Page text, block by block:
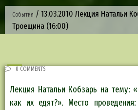
События / 13.03.2010 Лекция Натальи
Троещина (16:00)
0 COMMENTS
Лекция Натальи Кобзарь на тему:
как их едят?». Место